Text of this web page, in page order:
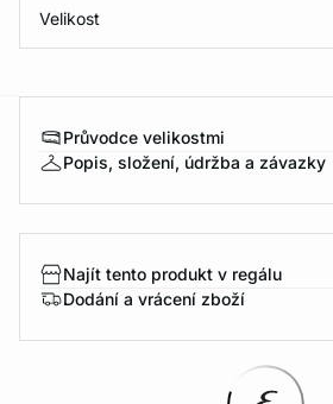
Velikost
Průvodce velikostmi
Popis, složení, údržba a závazky
Najít tento produkt v regálu
Dodání a vrácení zboží